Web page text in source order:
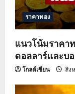
ราคาทอง
แนวโน้มราคา
ดอลลาร์และบ
โกลด์เซียน สิง